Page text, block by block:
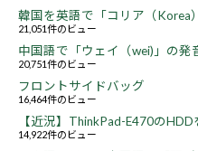
韓国を英語で「コリア（Korea
21,051件のビュー
中国語で「ウェイ（wei)」の発
20,751件のビュー
フロントサイドバッグ
16,464件のビュー
【近況】ThinkPad-E470の
14,922件のビュー